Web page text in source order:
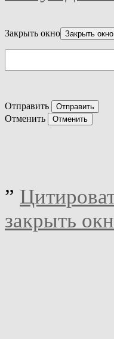
Закрыть окно
Отправить
Отменить
”
закрыть